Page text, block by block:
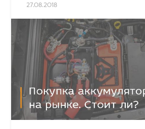
27.08.2018